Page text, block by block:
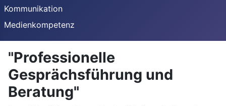
Kommunikation
Medienkompetenz
"Professionelle
Gesprächsführung und
Beratung"